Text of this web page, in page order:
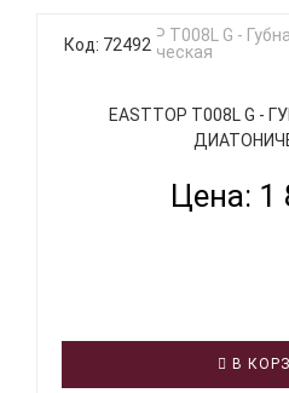
Код: 72492
EASTTOP T008L G -
Цена: 1
В